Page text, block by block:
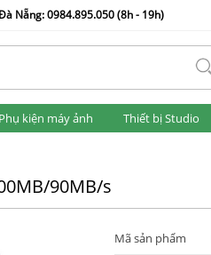
Nẵng: 0984.895.050 (8h - 19h)
tlk
Phụ kiện máy ảnh Thiết bị Studio
90MB/s
Mã sản phẩm